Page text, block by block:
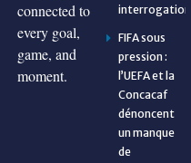
connected to
every goal,
game, and
moment.
interrogations
FIFA sous
pression :
l’UEFA et la
Concacaf
dénoncent
un manque
de